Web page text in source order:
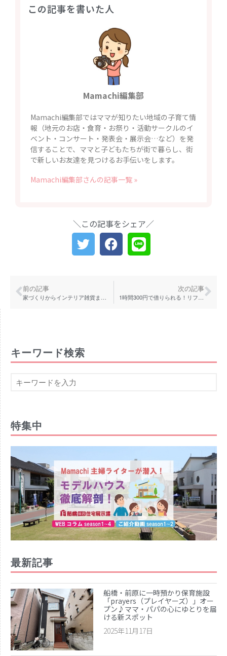
2021年6月
2021年4月
2021年3月
2021年2月
2021年1月
2020年12月
2020年11月
2020年10月
2020年9月
2020年8月
2020年3月
2020年2月
2019年10月
カテゴリー
イベント
住まい
地域のお店
妊娠・出産
子どもの福祉（発達障がい・知的障が
い）
美容・ファッション
習い事
船橋で活躍するママ
赤ちゃん・育児
この記事を書いた人
Mamachi編集部
Mamachi編集部ではママが知りたい地域の子育て情
報（地元のお店・食育・お祭り・活動サークルのイ
ベント・コンサート・発表会・展示会…など）を発
信することで、ママと子どもたちが街で暮らし、街
で新しいお友達を見つけるお手伝いをします。
Mamachi編集部さんの記事一覧 »
＼この記事をシェア／
前の記事
家づくりからインテリア雑貨まで、雑貨屋併設のお洒落な三咲の工務店
次の記事
1時間300円で借りられる！リフォーム会社の格安レンタルスペース
キーワード検索
特集中
最新記事
船橋・前原に一時預かり保育施設
「prayers（プレイヤーズ）」オー
プン♪ママ・パパの心にゆとりを届
ける新スポット
2025年11月17日